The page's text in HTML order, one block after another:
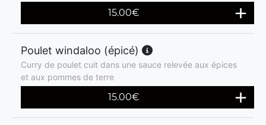
15.00€
Poulet windaloo (épicé)
Curry de poulet cuit dans une sauce relevée aux épices
et aux pommes de terre
15.00€